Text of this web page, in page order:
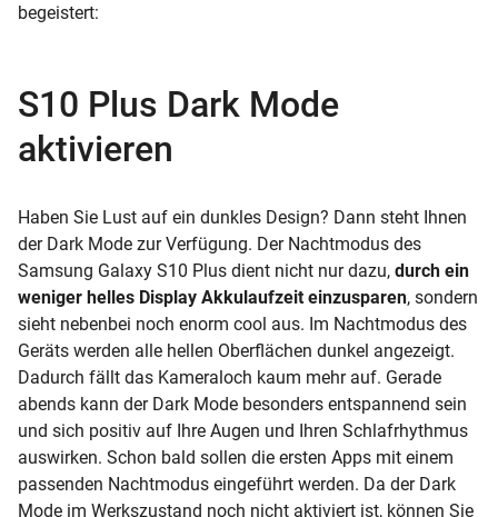
begeistert:
S10 Plus Dark Mode
aktivieren
Haben Sie Lust auf ein dunkles Design? Dann steht Ihnen
der Dark Mode zur Verfügung. Der Nachtmodus des
Samsung Galaxy S10 Plus dient nicht nur dazu, durch ein
weniger helles Display Akkulaufzeit einzusparen, sondern
sieht nebenbei noch enorm cool aus. Im Nachtmodus des
Geräts werden alle hellen Oberflächen dunkel angezeigt.
Dadurch fällt das Kameraloch kaum mehr auf. Gerade
abends kann der Dark Mode besonders entspannend sein
und sich positiv auf Ihre Augen und Ihren Schlafrhythmus
auswirken. Schon bald sollen die ersten Apps mit einem
passenden Nachtmodus eingeführt werden. Da der Dark
Mode im Werkszustand noch nicht aktiviert ist, können Sie